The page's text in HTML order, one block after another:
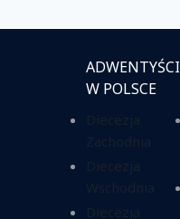
ADWENTYŚCI
W POLSCE